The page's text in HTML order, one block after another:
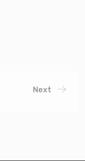
Next